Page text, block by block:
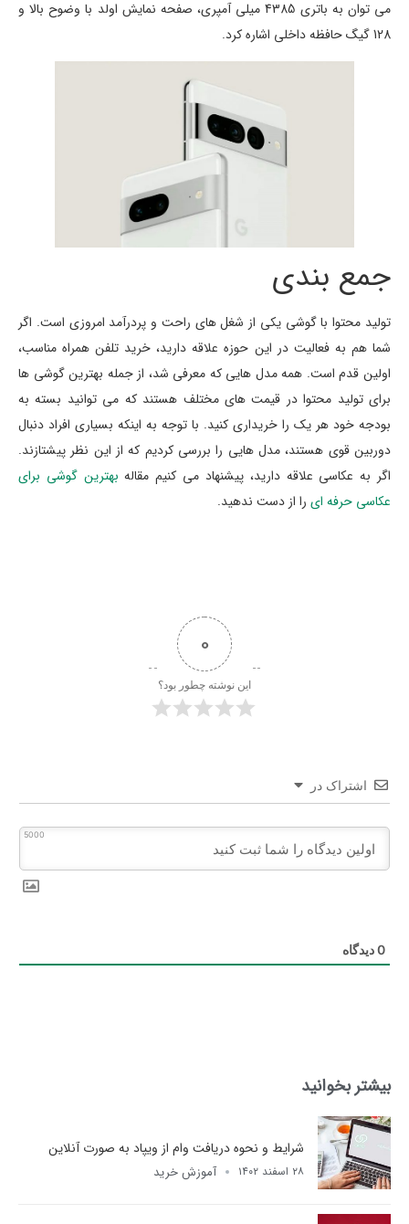
می توان به باتری 4385 میلی آمپری، صفحه نمایش اولد با وضوح بالا و
128 گیگ حافظه داخلی اشاره کرد.
جمع بندی
تولید محتوا با گوشی یکی از شغل های راحت و پردرآمد امروزی است. اگر
شما هم به فعالیت در این حوزه علاقه دارید، خرید تلفن همراه مناسب،
اولین قدم است. همه مدل هایی که معرفی شد، از جمله بهترین گوشی ها
برای تولید محتوا در قیمت های مختلف هستند که می توانید بسته به
بودجه خود هر یک را خریداری کنید. با توجه به اینکه بسیاری افراد دنبال
دوربین قوی هستند، مدل هایی را بررسی کردیم که از این نظر پیشتازند.
اگر به عکاسی علاقه دارید، پیشنهاد می کنیم مقاله بهترین گوشی برای
عکاسی حرفه ای را از دست ندهید.
0
این نوشته چطور بود؟
اشتراک در
5000
0دیدگاه
بیشتر بخوانید
شرایط و نحوه دریافت وام از ویپاد به صورت آنلاین
۲۸ اسفند ۱۴۰۲ آموزش خرید